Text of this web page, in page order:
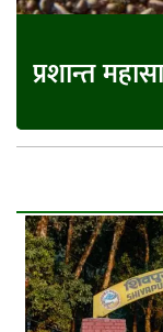
प्रशान्त